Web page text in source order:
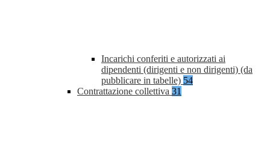
Incarichi conferiti e autorizzati ai
dipendenti (dirigenti e non dirigenti) (da
pubblicare in tabelle) 54
Contrattazione collettiva 31